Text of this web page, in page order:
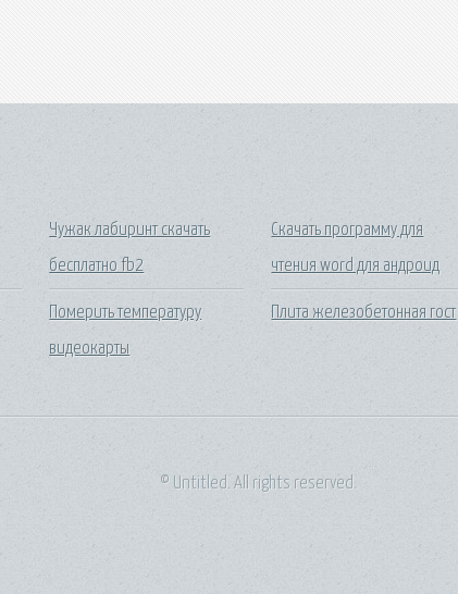
Чужак лабиринт скачать
бесплатно fb2
Померить температуру
видеокарты
Скачать программу для
чтения word для андроид
Плита железобетонная гост
© Untitled. All rights reserved.